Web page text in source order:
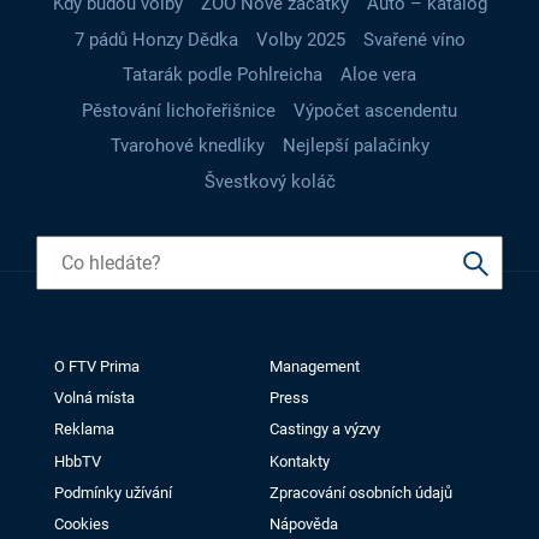
7 pádů Honzy Dědka
Volby 2025
Svařené víno
Tatarák podle Pohlreicha
Aloe vera
Pěstování lichořeřišnice
Výpočet ascendentu
Tvarohové knedlíky
Nejlepší palačinky
Švestkový koláč
O FTV Prima
Management
Volná místa
Press
Reklama
Castingy a výzvy
HbbTV
Kontakty
Podmínky užívání
Zpracování osobních údajů
Cookies
Nápověda